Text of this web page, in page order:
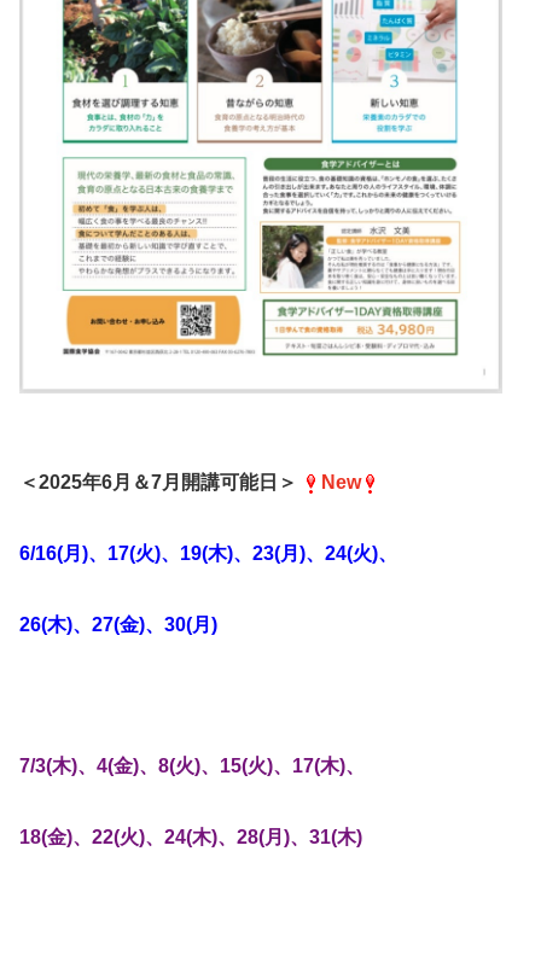
＜2025年6月＆7月開講可能日＞ New
6/16(月)、17(火)、19(木)、 23(月)、24(火)、
26(木)、27(金)、30(月)
7/3(木)、4(金)、8(火)、15(火)、17(木)、
18(金)、22(火)、24(木)、28(月)、31(木)